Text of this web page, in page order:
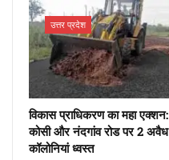
उत्तर प्रदेश
​विकास प्राधिकरण का महा एक्शन:
कोसी और नंदगांव रोड पर 2 अवैध
कॉलोनियां ध्वस्त